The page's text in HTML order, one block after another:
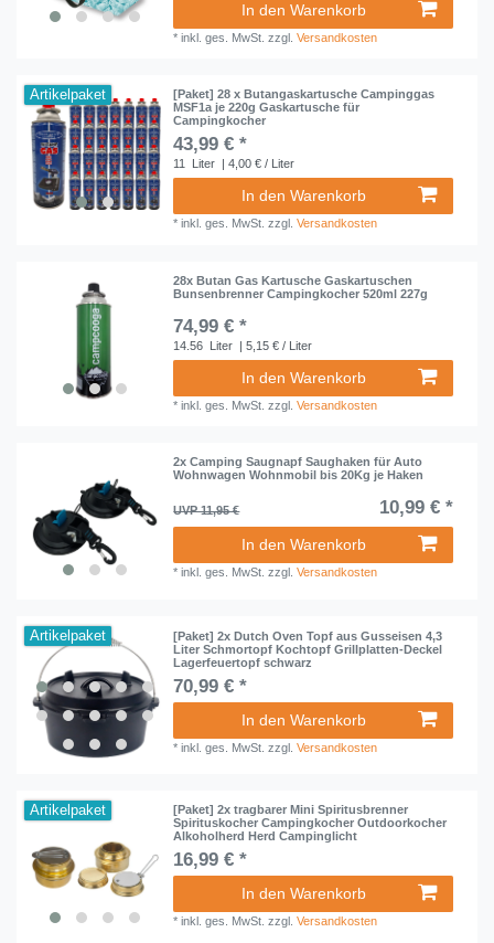
In den Warenkorb
*inkl. ges. MwSt. zzgl.Versandkosten
Artikelpaket
[Paket] 28 x Butangaskartusche Campinggas
MSF1a je 220g Gaskartusche für
Campingkocher
43,99 € *
11 Liter | 4,00 € / Liter
In den Warenkorb
*inkl. ges. MwSt. zzgl.Versandkosten
28x Butan Gas Kartusche Gaskartuschen
Bunsenbrenner Campingkocher 520ml 227g
74,99 € *
14.56 Liter | 5,15 € / Liter
In den Warenkorb
*inkl. ges. MwSt. zzgl.Versandkosten
2x Camping Saugnapf Saughaken für Auto
Wohnwagen Wohnmobil bis 20Kg je Haken
UVP 11,95 € 10,99 € *
In den Warenkorb
*inkl. ges. MwSt. zzgl.Versandkosten
Artikelpaket
[Paket] 2x Dutch Oven Topf aus Gusseisen 4,3
Liter Schmortopf Kochtopf Grillplatten-Deckel
Lagerfeuertopf schwarz
70,99 € *
In den Warenkorb
*inkl. ges. MwSt. zzgl.Versandkosten
Artikelpaket
[Paket] 2x tragbarer Mini Spiritusbrenner
Spirituskocher Campingkocher Outdoorkocher
Alkoholherd Herd Campinglicht
16,99 € *
In den Warenkorb
*inkl. ges. MwSt. zzgl.Versandkosten